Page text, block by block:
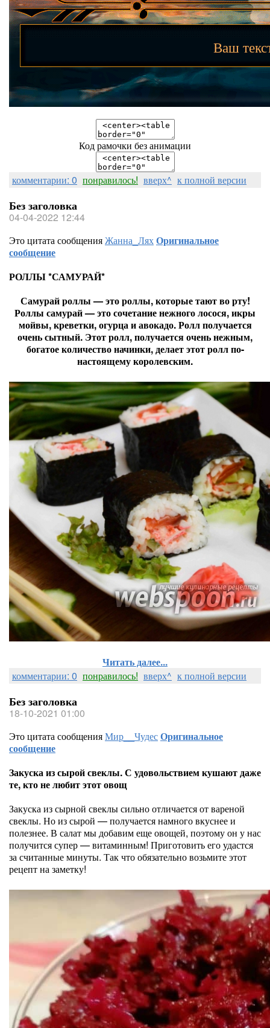
Ваш
Код рамочки без анимации
комментарии: 0 понравилось! вверх^ к полной версии
Без заголовка
04-04-2022 12:44
Это цитата сообщенияЖанна_ЛяхОригинальное
сообщение
РОЛЛЫ *САМУРАЙ*
Самурай роллы — это роллы, которые тают во рту!
Роллы самурай — это сочетание нежного лосося, икры
мойвы, креветки, огурца и авокадо. Ролл получается
очень сытный. Этот ролл, получается очень нежным,
богатое количество начинки, делает этот ролл по-
настоящему королевским.
Читать далее...
комментарии: 0 понравилось! вверх^ к полной версии
Без заголовка
18-10-2021 01:00
Это цитата сообщенияМир__ЧудесОригинальное
сообщение
Закуска из сырой свеклы. С удовольствием кушают даже
те, кто не любит этот овощ
Закуска из сырной свеклы сильно отличается от вареной
свеклы. Но из сырой — получается намного вкуснее и
полезнее. В салат мы добавим еще овощей, поэтому он у нас
получится супер — витаминным! Приготовить его удастся
за считанные минуты. Так что обязательно возьмите этот
рецепт на заметку!